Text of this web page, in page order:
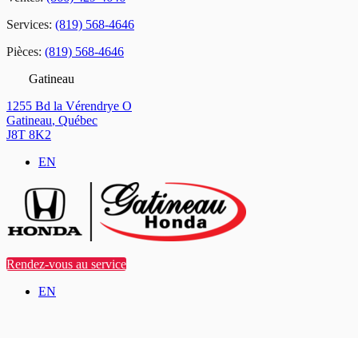
Services: (819) 568-4646
Pièces: (819) 568-4646
Gatineau
1255 Bd la Vérendrye O
Gatineau, Québec
J8T 8K2
EN
Rendez-vous au service
EN